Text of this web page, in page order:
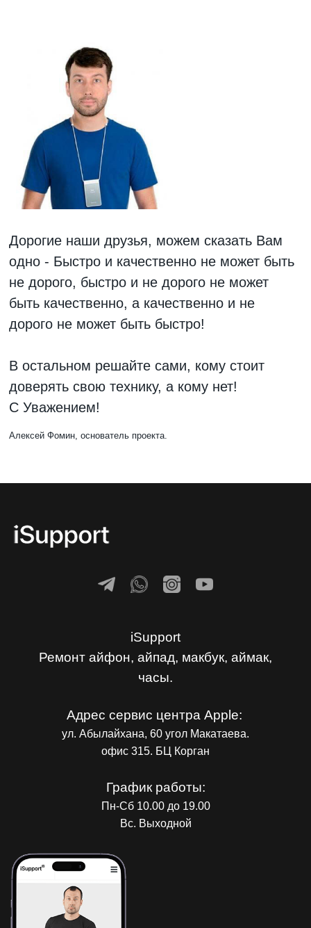
Дорогие наши друзья, можем сказать Вам
одно - Быстро и качественно не может быть
не дорого, быстро и не дорого не может
быть качественно, а качественно и не
дорого не может быть быстро!
В остальном решайте сами, кому стоит
доверять свою технику, а кому нет!
С Уважением!
Алексей Фомин, основатель проекта.
iSupport
Ремонт айфон, айпад, макбук, аймак,
часы.
Адрес сервис центра Apple:
ул. Абылайхана, 60 угол Макатаева.
офис 315. БЦ Корган
График работы:
Пн-Сб 10.00 до 19.00
Вс. Выходной